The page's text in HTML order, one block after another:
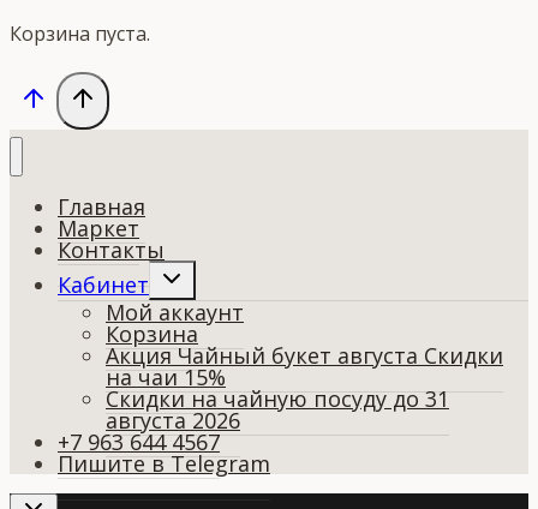
Корзина пуста.
Главная
Маркет
Контакты
Кабинет
Переключить
дочернее
меню
Мой аккаунт
Корзина
Акция Чайный букет августа Скидки
на чаи 15%
Скидки на чайную посуду до 31
августа 2026
+7 963 644 4567
Пишите в Telegram